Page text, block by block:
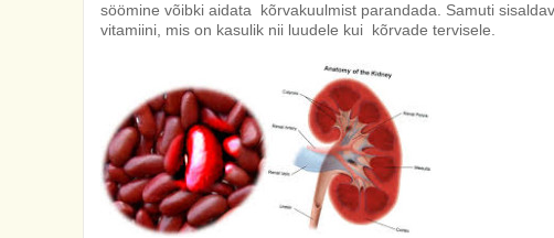
söömine võibki aidata kõrvakuulmist parandada. Samuti
vitamiini, mis on kasulik nii luudele kui kõrvade tervisele.